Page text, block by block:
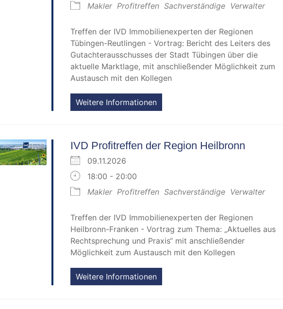
Makler Profitreffen Sachverständige Verwalter
Treffen der IVD Immobilienexperten der Regionen
Tübingen-Reutlingen - Vortrag: Bericht des Leiters des
Gutachterausschusses der Stadt Tübingen über die
aktuelle Marktlage, mit anschließender Möglichkeit zum
Austausch mit den Kollegen
Weitere Informationen
IVD Profitreffen der Region Heilbronn
09.11.2026
18:00 - 20:00
Makler Profitreffen Sachverständige Verwalter
Treffen der IVD Immobilienexperten der Regionen
Heilbronn-Franken - Vortrag zum Thema: „Aktuelles aus
Rechtsprechung und Praxis“ mit anschließender
Möglichkeit zum Austausch mit den Kollegen
Weitere Informationen